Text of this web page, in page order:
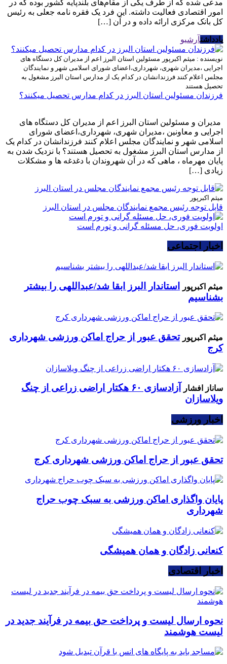
مدعی شده که از طرف یکی از مقام‌های بلندپایه کشور بوده که در
امور اقتصادی فعالیت داشته. این فرد یک فقره نامه جعلی به رئیس
کل بانک مرکزی ارائه داده و در آن […]
یادداشتآرشیو
نویسنده : میثم اکبرپور مسئولین استان البرز اعم از مدیران کل دستگاه های
اجرایی ،مدیران شهری، شهرداری،اعضای شورای اسلامی شهر و نمایندگان
مجلس اعلام کنند فرزندانشان در کدام یک از مدارس استان البرز مشغول به
تحصیل هستند
فرزندان مسئولین استان البرز در کدام مدارس تحصیل میکنند؟
مدیران و مسئولین استان البرز اعم از مدیران کل دستگاه های
اجرایی و معاونین ،مدیران شهری، شهرداری،اعضای شورای
اسلامی شهر و نمایندگان مجلس اعلام کنند فرزندانشان در کدام یک
از مدارس استان البرز مشغول به تحصیل هستند؟ با نزدیک شدن به
پایان مهرماه ، ماهی که در آن شهروندان با دغدغه ها و مشکلات
زیادی […]
میثم اکبرپور
قابل توجه رئیس مجمع نمایندگان مجلس در استان البرز
اولویت فوری، حل مسئله گرانی و تورم است
اخبار اجتماعی
میثم اکبرپور
استاندار البرز ابقا شد/عبداللهی را بیشتر
بشناسیم
میثم اکبرپور تحقق عبور از حراج اماکن ورزشی شهرداری
کرج
ساناز افشار
آزادسازی ۶۰ هکتار اراضی زراعی از چنگ
ویلاسازان
اخبار ورزشی
تحقق عبور از حراج اماکن ورزشی شهرداری کرج
پایان واگذاری اماکن ورزشی به سبک چوب حراج
شهرداری
کنعانی زادگان و همان همیشگی
اخبار اقتصادی
نحوه ارسال لیست و پرداخت حق بیمه در فرآیند جدید در
لیست هوشمند